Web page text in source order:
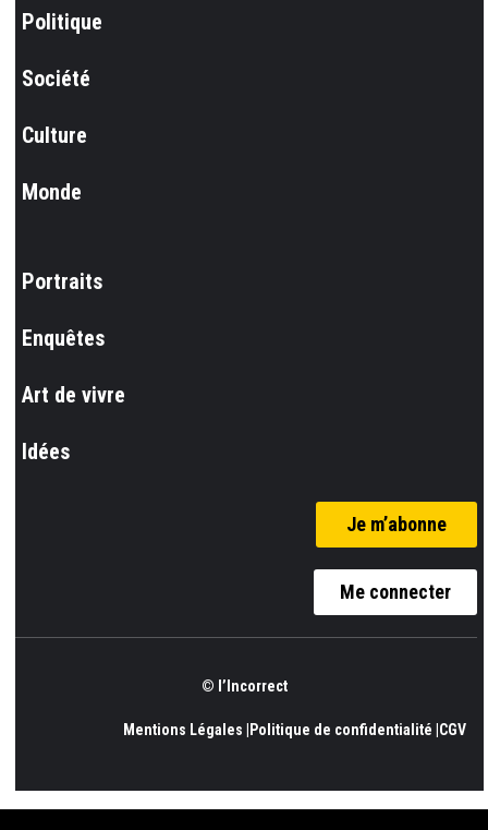
Politique
Société
Culture
Monde
Portraits
Enquêtes
Art de vivre
Idées
Je m’abonne
Me connecter
© l’Incorrect
Mentions Légales |Politique de confidentialité |CGV